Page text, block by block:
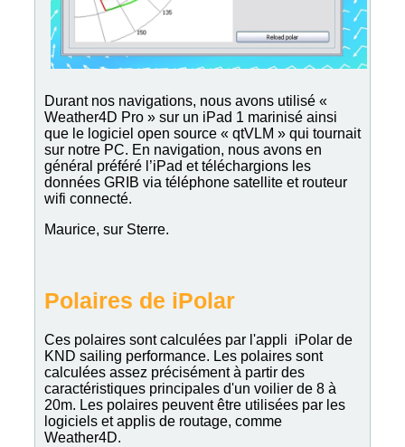
Durant nos navigations, nous avons utilisé «
Weather4D Pro » sur un iPad 1 marinisé ainsi
que le logiciel open source « qtVLM » qui tournait
sur notre PC. En navigation, nous avons en
général préféré l’iPad et téléchargions les
données GRIB via téléphone satellite et routeur
wifi connecté.
Maurice, sur Sterre.
Polaires de iPolar
Ces polaires sont calculées par l'appli iPolar de
KND sailing performance. Les polaires sont
calculées assez précisément à partir des
caractéristiques principales d'un voilier de 8 à
20m. Les polaires peuvent être utilisées par les
logiciels et applis de routage, comme
Weather4D.